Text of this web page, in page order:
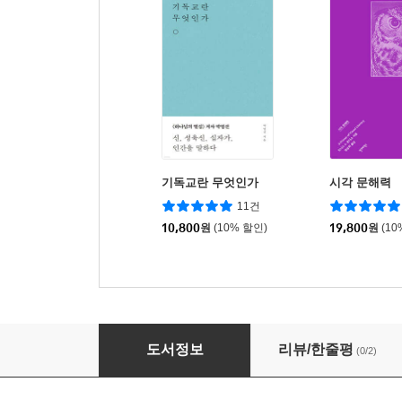
기독교란 무엇인가
11건
10,800원 (10% 할인)
시각 문해력
19,800원
애쓰지 마라, 하나님이 하신다
도서정보 리뷰/한줄평 (0/2)